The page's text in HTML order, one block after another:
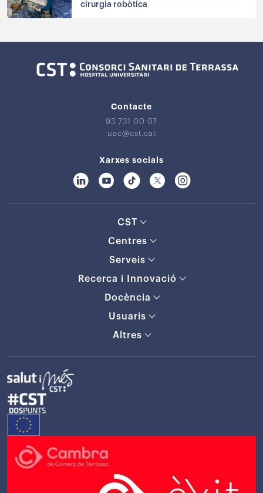
cirurgia robòtica
Contacte
93 731 00 07
uac@cst.cat
Xarxes socials
CST
Centres
Serveis
Recerca i Innovació
Docència
Usuaris
Altres